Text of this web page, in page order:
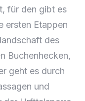
für den gibt es
ersten Etappen
des
Buchenhecken,
geht es durch
und